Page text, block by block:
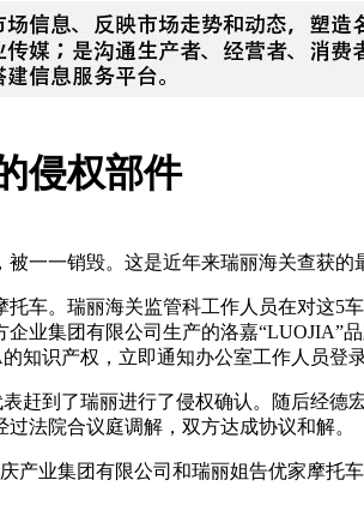
侵权部件
一一销毁。这是近年来瑞丽海关查获的
车。瑞丽海关监管科工作人员在对这5
业集团有限公司生产的洛嘉
知识产权，立即通知办公室工作人员登
赶到了瑞丽进行了侵权确认。随后经
法院合议庭调解，双方达成协议和解。
产业集团有限公司和瑞丽姐告优家摩托